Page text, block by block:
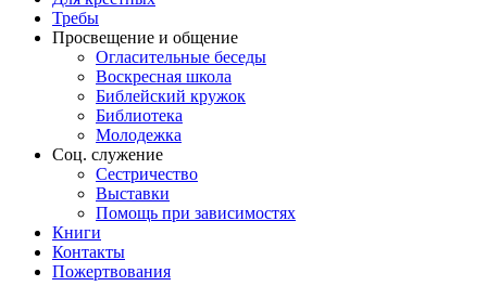
Требы
Просвещение и общение
Огласительные беседы
Воскресная школа
Библейский кружок
Библиотека
Молодежка
Соц. служение
Сестричество
Выставки
Помощь при зависимостях
Книги
Контакты
Пожертвования